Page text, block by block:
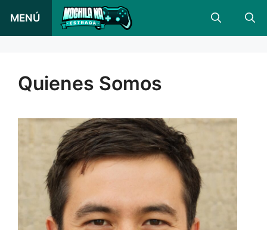
MENÚ
Quienes Somos